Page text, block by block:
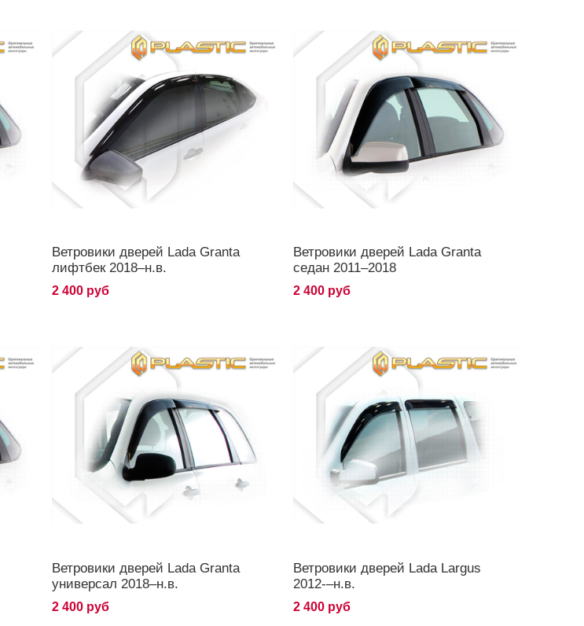
Ветровики дверей Lada Granta
лифтбек 2018–н.в.
2 400 руб
Ветровики дверей Lada Granta
седан 2011–2018
2 400 руб
Ветровики дверей Lada Granta
универсал 2018–н.в.
2 400 руб
Ветровики дверей Lada Largus
2012-–н.в.
2 400 руб